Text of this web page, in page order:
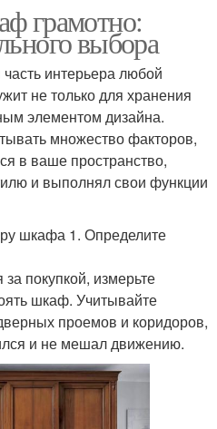
грамотно:
выбора
интерьера любой
не только для хранения
элементом дизайна.
множество факторов,
в ваше пространство,
и выполнял свои функции
шкафа 1. Определите
покупкой, измерьте
шкаф. Учитывайте
проемов и коридоров,
и не мешал движению.